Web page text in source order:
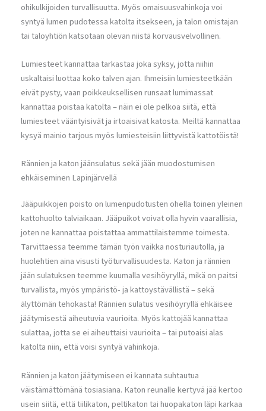
ohikulkijoiden turvallisuutta. Myös omaisuusvahinkoja voi
syntyä lumen pudotessa katolta itsekseen, ja talon omistajan
tai taloyhtiön katsotaan olevan niistä korvausvelvollinen.
Lumiesteet kannattaa tarkastaa joka syksy, jotta niihin
uskaltaisi luottaa koko talven ajan. Ihmeisiin lumiesteetkään
eivät pysty, vaan poikkeuksellisen runsaat lumimassat
kannattaa poistaa katolta – näin ei ole pelkoa siitä, että
lumiesteet vääntyisivät ja irtoaisivat katosta. Meiltä kannattaa
kysyä mainio tarjous myös lumiesteisiin liittyvistä kattotöistä!
Rännien ja katon jäänsulatus sekä jään muodostumisen
ehkäiseminen Lapinjärvellä
Jääpuikkojen poisto on lumenpudotusten ohella toinen yleinen
kattohuolto talviaikaan. Jääpuikot voivat olla hyvin vaarallisia,
joten ne kannattaa poistattaa ammattilaistemme toimesta.
Tarvittaessa teemme tämän työn vaikka nosturiautolla, ja
huolehtien aina visusti työturvallisuudesta. Katon ja rännien
jään sulatuksen teemme kuumalla vesihöyryllä, mikä on paitsi
turvallista, myös ympäristö- ja kattoystävällistä – sekä
älyttömän tehokasta! Rännien sulatus vesihöyryllä ehkäisee
jäätymisestä aiheutuvia vaurioita. Myös kattojää kannattaa
sulattaa, jotta se ei aiheuttaisi vaurioita – tai putoaisi alas
katolta niin, että voisi syntyä vahinkoja.
Rännien ja katon jäätymiseen ei kannata suhtautua
väistämättömänä tosiasiana. Katon reunalle kertyvä jää kertoo
usein siitä, että tiilikaton, peltikaton tai huopakaton läpi karkaa